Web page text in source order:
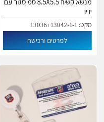
יו יו
מקט: 13036+13042-1-1
לפרטים ורכישה